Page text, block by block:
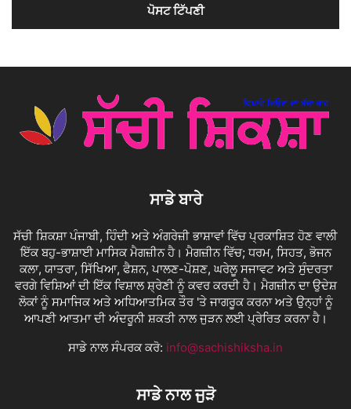
ਸਾਡੇ ਬਾਰੇ
ਸੱਚੀ ਸ਼ਿਕਸ਼ਾ ਪੰਜਾਬੀ, ਹਿੰਦੀ ਅਤੇ ਅੰਗਰੇਜ਼ੀ ਭਾਸ਼ਾਵਾਂ ਵਿੱਚ ਪ੍ਰਕਾਸ਼ਿਤ ਹੋਣ ਵਾਲੀ
ਇੱਕ ਬਹੁ-ਭਾਸ਼ਾਈ ਮਾਸਿਕ ਮੈਗਜ਼ੀਨ ਹੈ। ਮੈਗਜ਼ੀਨ ਵਿੱਚ; ਧਰਮ, ਸਿਹਤ, ਭੋਜਨ
ਕਲਾ, ਯਾਤਰਾ, ਸਿੱਖਿਆ, ਫੈਸ਼ਨ, ਪਾਲਣ-ਪੋਸ਼ਣ, ਘਰੇਲੂ ਸਜਾਵਟ ਅਤੇ ਸੁੰਦਰਤਾ
ਵਰਗੇ ਵਿਸ਼ਿਆਂ ਦੀ ਇੱਕ ਵਿਸ਼ਾਲ ਸ਼੍ਰੇਣੀ ਨੂੰ ਕਵਰ ਕਰਦੀ ਹੈ। ਮੈਗਜ਼ੀਨ ਦਾ ਉਦੇਸ਼
ਲੋਕਾਂ ਨੂੰ ਸਮਾਜਿਕ ਅਤੇ ਅਧਿਆਤਮਿਕ ਤੌਰ 'ਤੇ ਜਾਗਰੂਕ ਕਰਨਾ ਅਤੇ ਉਨ੍ਹਾਂ ਨੂੰ
ਆਪਣੀ ਆਤਮਾ ਦੀ ਅੰਦਰੂਨੀ ਸ਼ਕਤੀ ਨਾਲ ਜੁੜਨ ਲਈ ਪ੍ਰੇਰਿਤ ਕਰਨਾ ਹੈ।
ਸਾਡੇ ਨਾਲ ਸੰਪਰਕ ਕਰੋ: info@sachishiksha.in
ਸਾਡੇ ਨਾਲ ਜੁੜੋ